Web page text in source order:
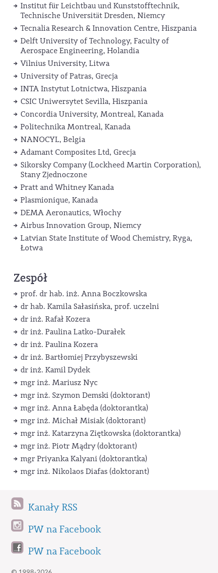
Institut für Leichtbau und Kunststofftechnik,
Technische Universität Dresden, Niemcy
Tecnalia Research & Innovation Centre, Hiszpania
Delft University of Technology, Faculty of
Aerospace Engineering, Holandia
Vilnius University, Litwa
University of Patras, Grecja
INTA Instytut Lotnictwa, Hiszpania
CSIC Uniwersytet Sevilla, Hiszpania
Concordia University, Montreal, Kanada
Politechnika Montreal, Kanada
NANOCYL, Belgia
Adamant Composites Ltd, Grecja
Sikorsky Company (Lockheed Martin Corporation),
Stany Zjednoczone
Pratt and Whitney Kanada
Plasmionique, Kanada
DEMA Aeronautics, Włochy
Airbus Innovation Group, Niemcy
Latvian State Institute of Wood Chemistry, Ryga,
Łotwa
Zespół
prof. dr hab. inż. Anna Boczkowska
dr hab. Kamila Sałasińska, prof. uczelni
dr inż. Rafał Kozera
dr inż. Paulina Latko-Durałek
dr inż. Paulina Kozera
dr inż. Bartłomiej Przybyszewski
dr inż. Kamil Dydek
mgr inż. Mariusz Nyc
mgr inż. Szymon Demski (doktorant)
mgr inż. Anna Łabęda (doktorantka)
mgr inż. Michał Misiak (doktorant)
mgr inż. Katarzyna Ziętkowska (doktorantka)
mgr inż. Piotr Mądry (doktorant)
mgr Priyanka Kalyani (doktorantka)
mgr inż. Nikolaos Diafas (doktorant)
Kanały RSS
PW na Facebook
PW na Facebook